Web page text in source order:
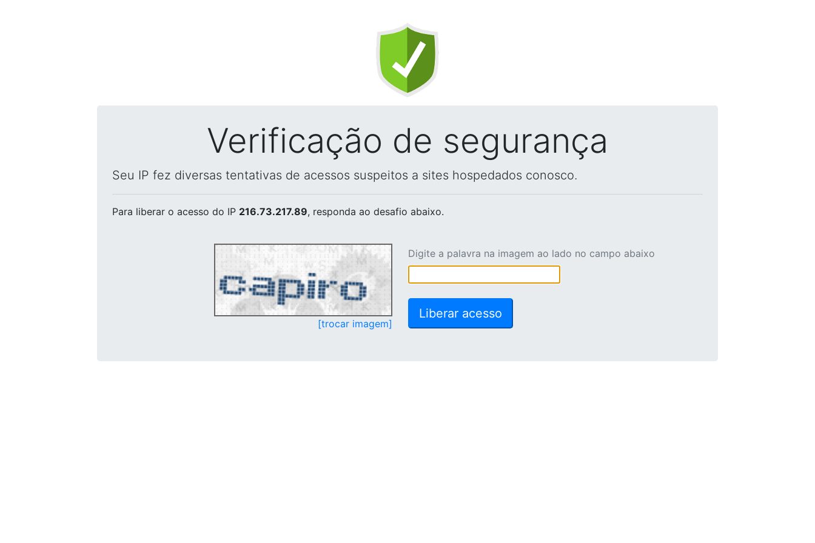
Verificação de segurança
Seu IP fez diversas tentativas de acessos suspeitos a sites hospedados conosco.
Para liberar o acesso do IP 216.73.217.89, responda ao desafio abaixo.
[trocar imagem]
Digite a palavra na imagem ao lado no campo abaixo